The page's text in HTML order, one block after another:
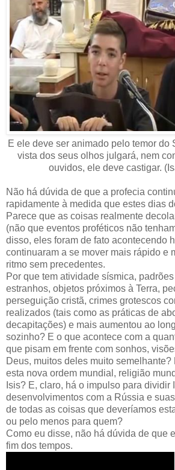
E ele deve ser animado pelo temor do
vista dos seus olhos julgará, nem
ouvidos, ele deve castigar.
Não há dúvida de que a profecia
rapidamente à medida que estes dias
Parece que as coisas realmente
(não que eventos proféticos não
disso, eles foram de fato acontecendo
continuaram a se mover mais rápido e
ritmo sem precedentes.
Por que tem atividade sísmica,
estranhos, objetos próximos à Terra,
perseguição cristã, crimes grotescos
realizados (tais como as práticas de
decapitações) e mais aumentou ao
sozinho? E o que acontece com a
que pisam em frente com sonhos,
Deus, muitos deles muito semelhante?
esta nova ordem mundial, religião
Isis? E, claro, há o impulso para dividir
desenvolvimentos com a Rússia e
de todas as coisas que deveríamos
ou pelo menos para quem?
Como eu disse, não há dúvida de que
fim dos tempos.